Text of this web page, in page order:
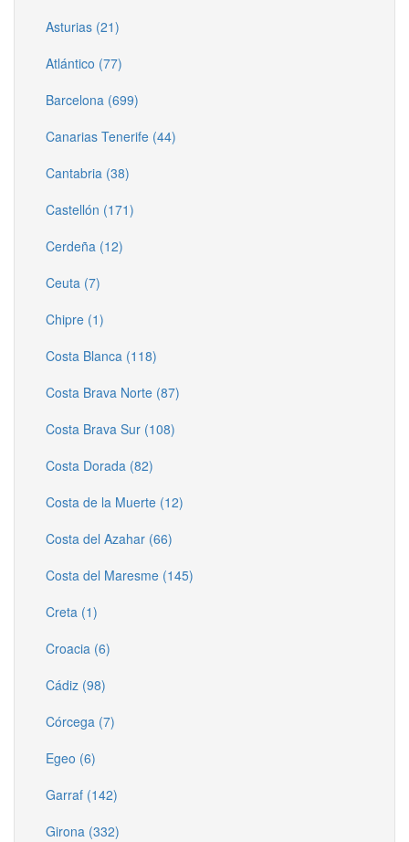
Asturias (21)
Atlántico (77)
Barcelona (699)
Canarias Tenerife (44)
Cantabria (38)
Castellón (171)
Cerdeña (12)
Ceuta (7)
Chipre (1)
Costa Blanca (118)
Costa Brava Norte (87)
Costa Brava Sur (108)
Costa Dorada (82)
Costa de la Muerte (12)
Costa del Azahar (66)
Costa del Maresme (145)
Creta (1)
Croacia (6)
Cádiz (98)
Córcega (7)
Egeo (6)
Garraf (142)
Girona (332)